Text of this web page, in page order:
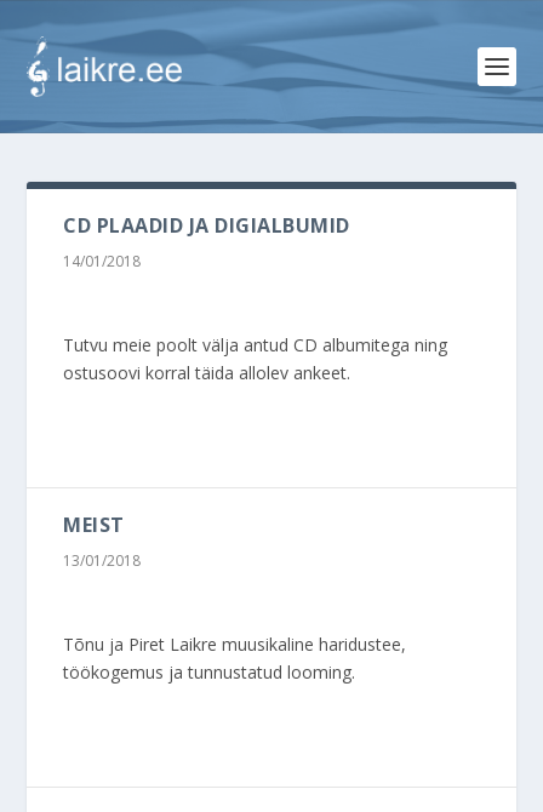
CD PLAADID JA DIGIALBUMID
14/01/2018
Tutvu meie poolt välja antud CD albumitega ning
ostusoovi korral täida allolev ankeet.
MEIST
13/01/2018
Tõnu ja Piret Laikre muusikaline haridustee,
töökogemus ja tunnustatud looming.